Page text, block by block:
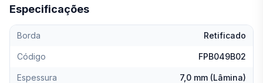
Especificações
Borda Retificado
Código FPB049B02
Espessura 7,0 mm (Lâmina)